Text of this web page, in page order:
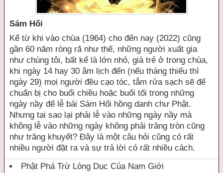
Sám Hối
Kể từ khi vào chùa (1964) cho đến nay (2022) cũng
gần 60 năm ròng rã như thế, những người xuất gia
như chúng tôi, bất kể là lớn nhỏ, già trẻ ở trong chùa,
khi ngày 14 hay 30 âm lịch đến (nếu tháng thiếu thì
ngày 29) mọi người đều cạo tóc, tắm rửa sạch sẽ để
chuẩn bị cho buổi chiều hoặc buổi tối trong những
ngày nầy để lễ bái Sám Hối hồng danh chư Phật.
Nhưng tại sao lại phải lễ vào những ngày nầy mà
không lễ vào những ngày không phải trăng tròn cũng
như trăng khuyết? Đây là một câu hỏi cũng có rất
nhiều người đặt ra và sự trả lời có rất nhiều cách.
Phật Phá Trừ Lòng Dục Của Nam Giới